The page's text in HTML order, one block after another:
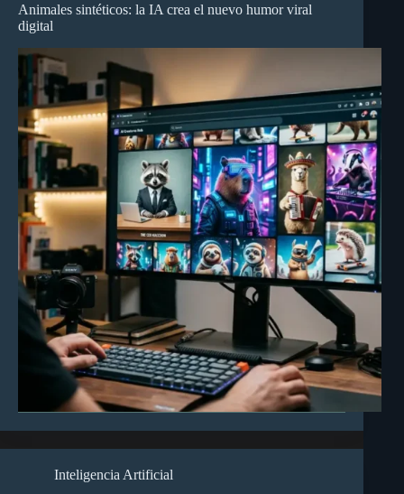
Animales sintéticos: la IA crea el nuevo humor viral
digital
Inteligencia Artificial